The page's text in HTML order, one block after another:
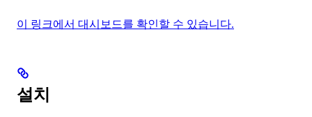
이 링크에서 대시보드를 확인할 수 있습니다.
설치